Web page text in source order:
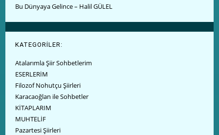
Bu Dünyaya Gelince – Halil GÜLEL
KATEGORİLER:
Atalarımla Şiir Sohbetlerim
ESERLERİM
Filozof Nohutçu Şiirleri
Karacaoğlan ile Sohbetler
KİTAPLARIM
MUHTELİF
Pazartesi Şiirleri